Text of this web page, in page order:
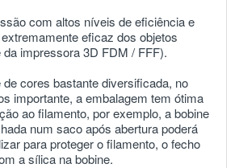
com altos níveis de eficiência e
eficaz dos objetos
impressora 3D FDM / FFF).
cores bastante diversificada, no
importante, a embalagem tem ótima
ao filamento, por exemplo, a bobine
num saco após abertura poderá
para proteger o filamento, o fecho
a sílica na bobine.